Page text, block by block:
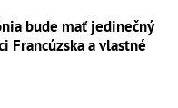
bude mať jedinečný
Francúzska a vlastné